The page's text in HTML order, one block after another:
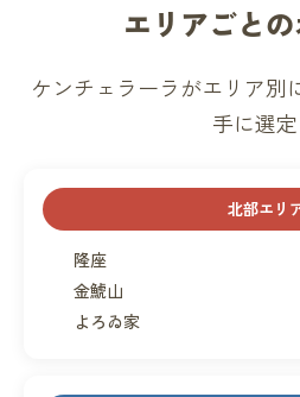
エリアごと
ケンチェラーラがエリア別
手に選定
北部エリ
隆座
金鯱山
よろゐ家